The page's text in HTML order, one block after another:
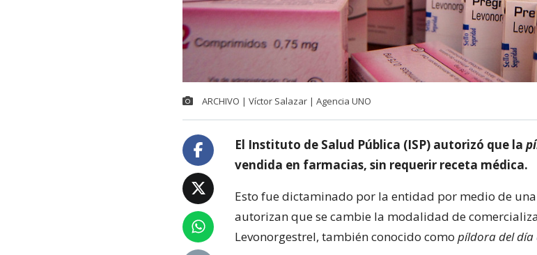
ARCHIVO | Víctor Salazar | Agencia UNO
El Instituto de Salud Pública (ISP) autorizó que la
vendida en farmacias, sin requerir receta médica.
Esto fue dictaminado por la entidad por medio de
autorizan que se cambie la modalidad de
Levonorgestrel, también conocido como píldora del día